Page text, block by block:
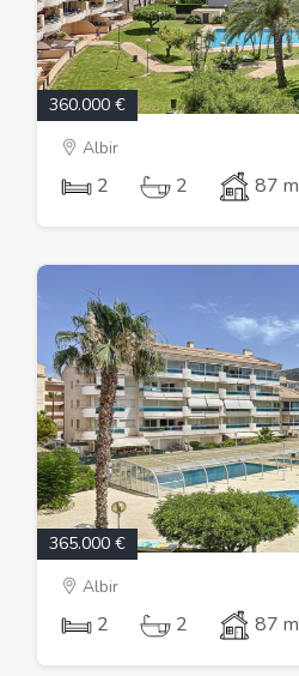
360.000 €
Albir
2 2 87 m
365.000 €
Albir
2 2 87 m